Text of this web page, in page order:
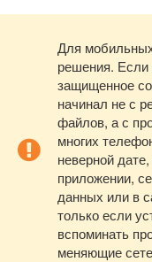
Для
решения. Если
защищенное
начинал не с
файлов, а с
многих
неверной
приложении,
данных или в
только если
вспоминать
меняющие